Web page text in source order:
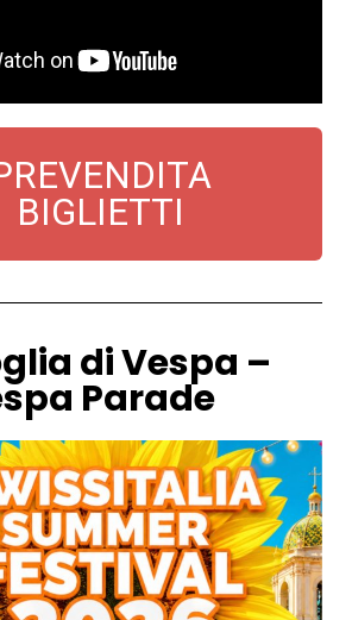
BIGLIETTI
di Vespa –
Parade